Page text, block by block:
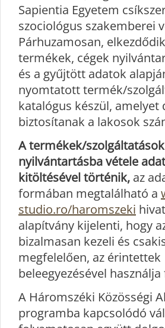
Sapientia Egyetem
szociológus szakemberei
Párhuzamosan,
termékek, cégek
és a gyűjtött adatok
nyomtatott termék/
katalógus készül, amelyet
biztosítanak a lakosok
A termékek/szolgáltatások
nyilvántartásba vétele
kitöltésével történik, az
formában megtalálható a
studio.ro/haromszeki
alapítvány kijelenti, hogy
bizalmasan kezeli és
megfelelően, az érintettek
beleegyezésével használja
A Háromszéki Közösségi
programba kapcsolódó